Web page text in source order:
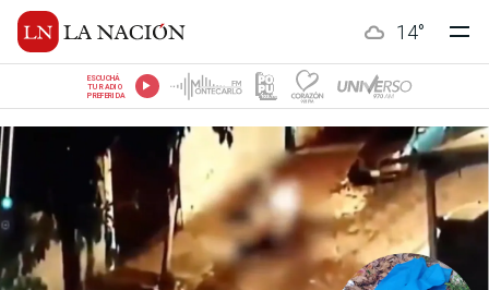
14°
ESCUCHÁ
TU RADIO
PREFERIDA